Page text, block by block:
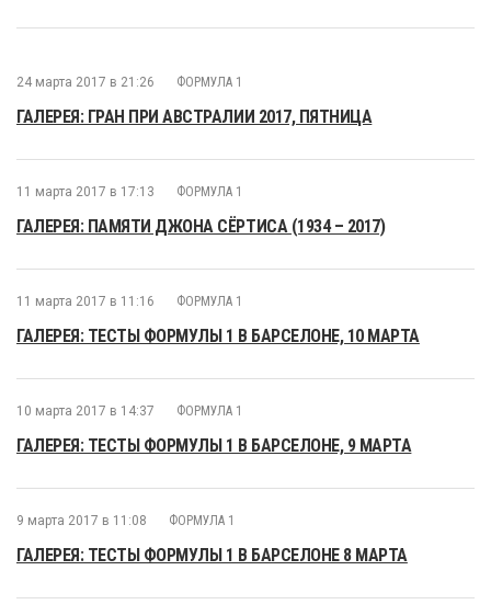
24 марта 2017 в 21:26 ФОРМУЛА 1
ГАЛЕРЕЯ: ГРАН ПРИ АВСТРАЛИИ 2017, ПЯТНИЦА
11 марта 2017 в 17:13 ФОРМУЛА 1
ГАЛЕРЕЯ: ПАМЯТИ ДЖОНА СЁРТИСА (1934 – 2017)
11 марта 2017 в 11:16 ФОРМУЛА 1
ГАЛЕРЕЯ: ТЕСТЫ ФОРМУЛЫ 1 В БАРСЕЛОНЕ, 10 МАРТА
10 марта 2017 в 14:37 ФОРМУЛА 1
ГАЛЕРЕЯ: ТЕСТЫ ФОРМУЛЫ 1 В БАРСЕЛОНЕ, 9 МАРТА
9 марта 2017 в 11:08 ФОРМУЛА 1
ГАЛЕРЕЯ: ТЕСТЫ ФОРМУЛЫ 1 В БАРСЕЛОНЕ 8 МАРТА